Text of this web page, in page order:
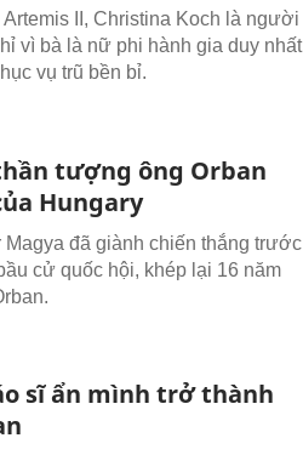
II, Christina Koch là người
vì bà là nữ phi hành gia duy nhất
vụ trũ bền bỉ.
tượng ông Orban
Hungary
đã giành chiến thắng trước
cử quốc hội, khép lại 16 năm
sĩ ẩn mình trở thành